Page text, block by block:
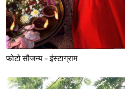
फोटो सौजन्य - इंस्टाग्राम